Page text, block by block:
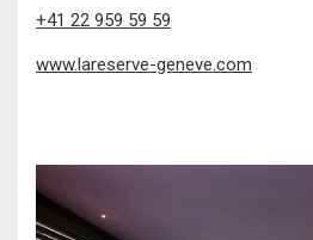
+41 22 959 59 59
www.lareserve-geneve.com